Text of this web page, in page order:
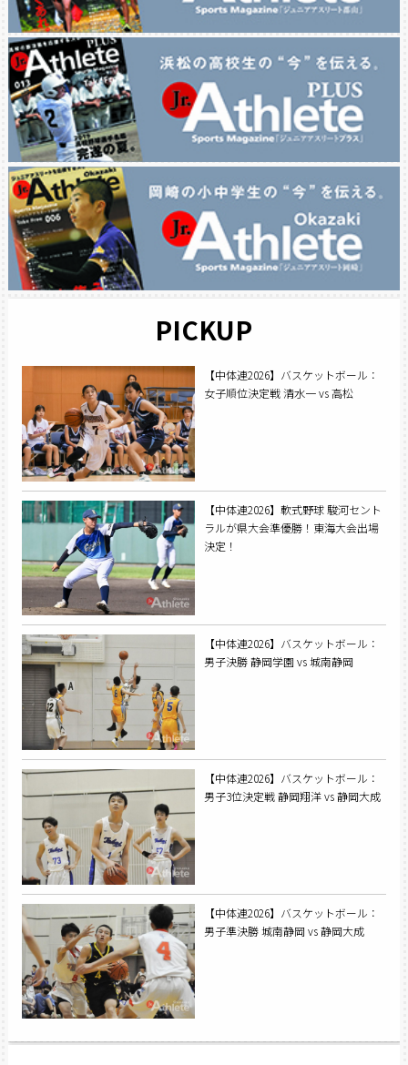
PICKUP
【中体連2026】バスケットボール：
女子順位決定戦 清水一 vs 高松
【中体連2026】軟式野球 駿河セント
ラルが県大会準優勝！東海大会出場
決定！
【中体連2026】バスケットボール：
男子決勝 静岡学園 vs 城南静岡
【中体連2026】バスケットボール：
男子3位決定戦 静岡翔洋 vs 静岡大成
【中体連2026】バスケットボール：
男子準決勝 城南静岡 vs 静岡大成